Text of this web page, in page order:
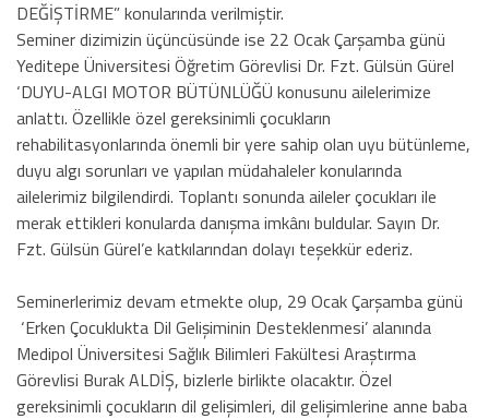
DEĞİŞTİRME” konularında verilmiştir.
Seminer dizimizin üçüncüsünde ise 22 Ocak Çarşamba günü
Yeditepe Üniversitesi Öğretim Görevlisi Dr. Fzt. Gülsün Gürel
‘DUYU-ALGI MOTOR BÜTÜNLÜĞÜ konusunu ailelerimize
anlattı. Özellikle özel gereksinimli çocukların
rehabilitasyonlarında önemli bir yere sahip olan uyu bütünleme,
duyu algı sorunları ve yapılan müdahaleler konularında
ailelerimiz bilgilendirdi. Toplantı sonunda aileler çocukları ile
merak ettikleri konularda danışma imkânı buldular. Sayın Dr.
Fzt. Gülsün Gürel’e katkılarından dolayı teşekkür ederiz.
Seminerlerimiz devam etmekte olup, 29 Ocak Çarşamba günü
‘Erken Çocuklukta Dil Gelişiminin Desteklenmesi’ alanında
Medipol Üniversitesi Sağlık Bilimleri Fakültesi Araştırma
Görevlisi Burak ALDİŞ, bizlerle birlikte olacaktır. Özel
gereksinimli çocukların dil gelişimleri, dil gelişimlerine anne baba